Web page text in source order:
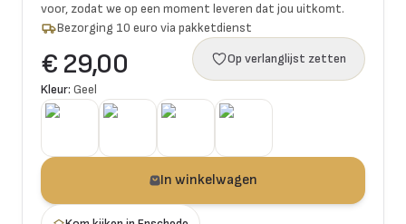
voor, zodat we op een moment leveren dat jou uitkomt.
Bezorging 10 euro via pakketdienst
€ 29,00
Op verlanglijst zetten
Kleur: Geel
In winkelwagen